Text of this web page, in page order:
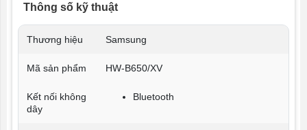
Thông số kỹ thuật
Thương hiệu Samsung
Mã sản phẩm HW-B650/XV
Kết nối không
dây
Bluetooth